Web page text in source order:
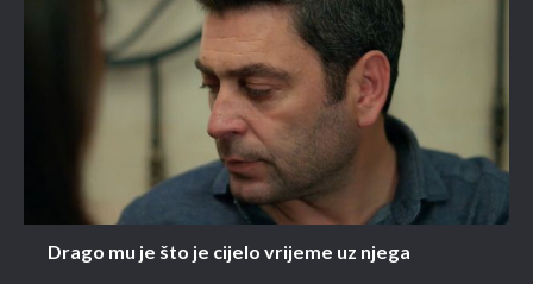
Drago mu je što je cijelo vrijeme uz njega